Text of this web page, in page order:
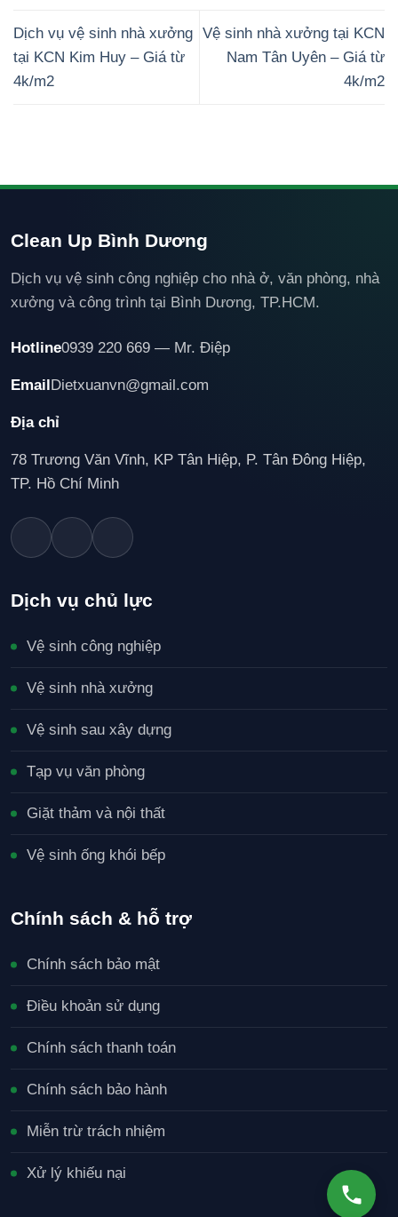
Dịch vụ vệ sinh nhà xưởng
tại KCN Kim Huy – Giá từ
4k/m2
Vệ sinh nhà xưởng tại KCN
Nam Tân Uyên – Giá từ
4k/m2
Clean Up Bình Dương
Dịch vụ vệ sinh công nghiệp cho nhà ở, văn phòng, nhà
xưởng và công trình tại Bình Dương, TP.HCM.
Hotline0939 220 669 — Mr. Điệp
EmailDietxuanvn@gmail.com
Địa chỉ
78 Trương Văn Vĩnh, KP Tân Hiệp, P. Tân Đông Hiệp,
TP. Hồ Chí Minh
Dịch vụ chủ lực
Vệ sinh công nghiệp
Vệ sinh nhà xưởng
Vệ sinh sau xây dựng
Tạp vụ văn phòng
Giặt thảm và nội thất
Vệ sinh ống khói bếp
Chính sách & hỗ trợ
Chính sách bảo mật
Điều khoản sử dụng
Chính sách thanh toán
Chính sách bảo hành
Miễn trừ trách nhiệm
Xử lý khiếu nại